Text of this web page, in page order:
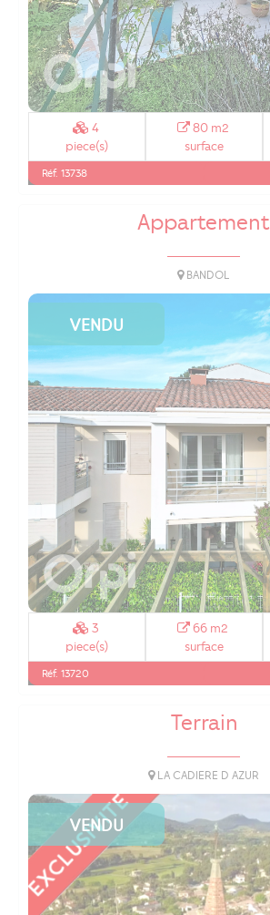
4
piece(s)
80 m2
surface
Réf. 13738
Appartement
BANDOL
VENDU
3
piece(s)
66 m2
surface
Réf. 13720
Terrain
LA CADIERE D AZUR
VENDU